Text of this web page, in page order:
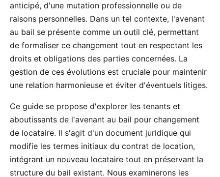
anticipé, d'une mutation professionnelle ou de
raisons personnelles. Dans un tel contexte, l'avenant
au bail se présente comme un outil clé, permettant
de formaliser ce changement tout en respectant les
droits et obligations des parties concernées. La
gestion de ces évolutions est cruciale pour maintenir
une relation harmonieuse et éviter d'éventuels litiges.
Ce guide se propose d'explorer les tenants et
aboutissants de l'avenant au bail pour changement
de locataire. Il s'agit d'un document juridique qui
modifie les termes initiaux du contrat de location,
intégrant un nouveau locataire tout en préservant la
structure du bail existant. Nous examinerons les